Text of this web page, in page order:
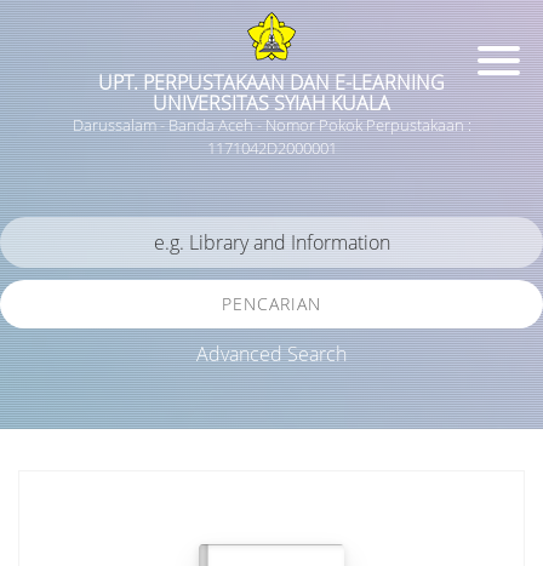
UPT. PERPUSTAKAAN DAN E-LEARNING
UNIVERSITAS SYIAH KUALA
Darussalam - Banda Aceh - Nomor Pokok Perpustakaan :
1171042D2000001
PENCARIAN
Advanced Search